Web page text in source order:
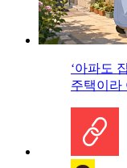
‘아파도
주택이라